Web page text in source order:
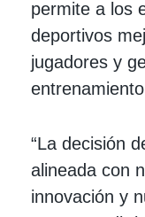
permite a los
deportivos
jugadores y
“La decisión
alineada con
innovación y